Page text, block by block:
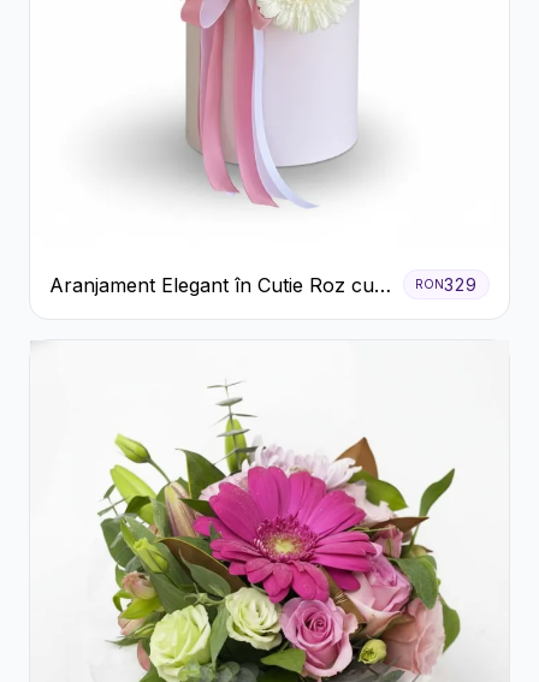
Aranjament Elegant în Cutie Roz cu
Trandafiri și Gerbera
RON329